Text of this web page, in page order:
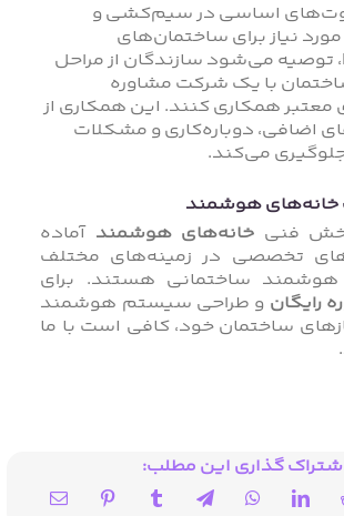
اساسی در سیم‌کشی و
نیاز برای ساختمان‌های
هوشمند KNX، توصیه می‌شود سازندگان از مراحل
با یک شرکت مشاوره
همکاری کنند. این همکاری از
اضافی، دوباره‌کاری و مشکلات
می‌کند.
هوشمند
فنی خانه‌های هوشمند آماده
تخصصی در زمینه‌های مختلف
ساختمانی هستند. برای
رایگان و طراحی سیستم هوشمند
ساختمان خود، کافی است با ما
گذاری این مطلب: